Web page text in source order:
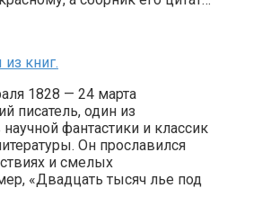
книг.
1828 — 24 марта
писатель, один из
фантастики и классик
Он прославился
и смелых
«Двадцать тысяч лье под